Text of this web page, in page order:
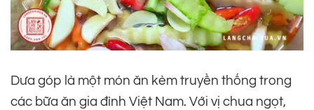
Dưa góp là một món ăn kèm truyền thống trong
các bữa ăn gia đình Việt Nam. Với vị chua ngọt,